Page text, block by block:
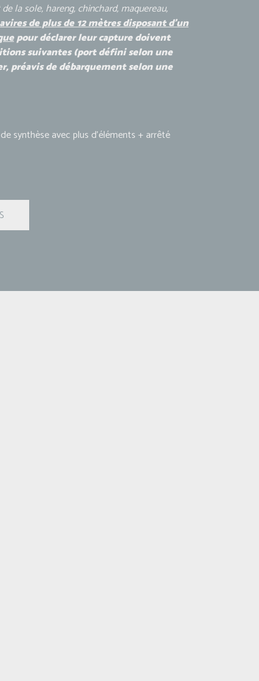
la sole, hareng, chinchard, maquereau,
de plus de 12 mètres disposant d’un
pour déclarer leur capture doivent
suivantes (port défini selon une
préavis de débarquement selon une
synthèse avec plus d’éléments + arrêté